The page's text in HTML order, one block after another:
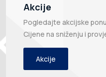
Akcije
Pogledajte akcijske
Cijene na sniženju i
Akcije